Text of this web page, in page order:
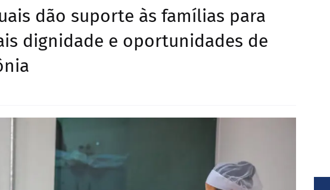
dão suporte às famílias para
dignidade e oportunidades de